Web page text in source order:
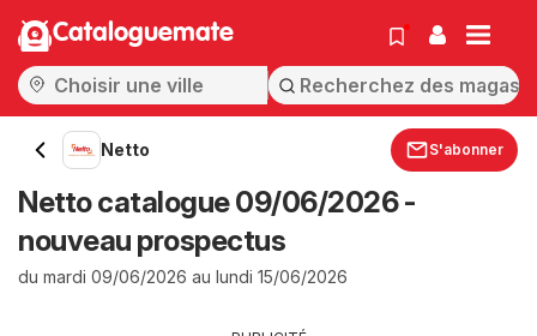
Cataloguemate
Netto S'abonner
Netto catalogue 09/06/2026 -
nouveau prospectus
du mardi 09/06/2026 au lundi 15/06/2026